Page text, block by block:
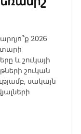
2026
և շուկայի
սակայն